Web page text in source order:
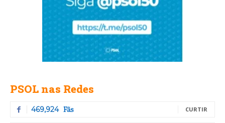
PSOL nas Redes
469,924 Fãs CURTIR